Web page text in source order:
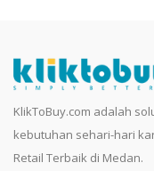
KlikToBuy.com adalah
kebutuhan sehari-hari
Retail Terbaik di Medan.